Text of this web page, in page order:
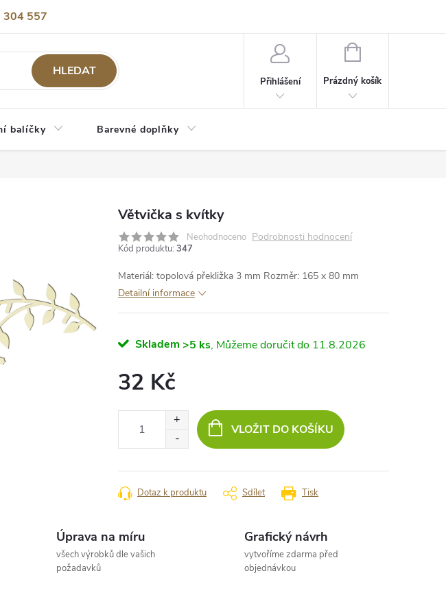
304 557
HLEDAT
Přihlášení
NÁKUPNÍ
Prázdný košík
balíčky Barevné doplňky
Větvička s kvítky
Neohodnoceno Podrobnosti hodnocení
Kód produktu: 347
Materiál: topolová překližka 3 mm Rozměr: 165 x 80 mm
Detailní informace
Skladem >5 ks 11.8.2026
32 Kč
VLOŽIT DO KOŠÍKU
Tisk
Dotaz k produktu Sdílet
Úprava na míru
všech výrobků dle vašich
požadavků
Grafický návrh
vytvoříme zdarma před
objednávkou